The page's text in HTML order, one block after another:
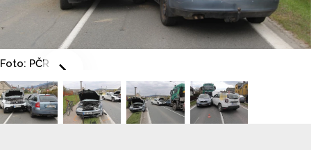
Foto: PČR